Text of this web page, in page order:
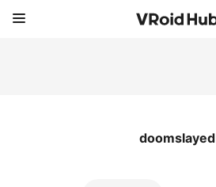
doomslayed